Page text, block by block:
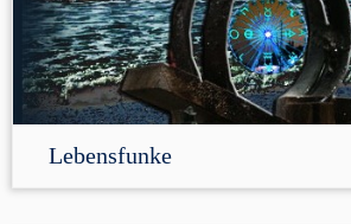
Lebensfunke